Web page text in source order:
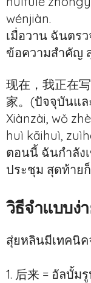
wénjiàn.
เมื่อวาน ฉันตร
ข้อความสำคัญ
现在，我正在写
家。(ปัจจุบันแ
Xiànzài, wǒ
huì kāihuì,
ตอนนี้ ฉันกำลัง
ประชุม สุดท้าย
วิธีจำแบบง่
สุ่ยหลินมีเทคนิค
1. 后来 = อัลบั้ม